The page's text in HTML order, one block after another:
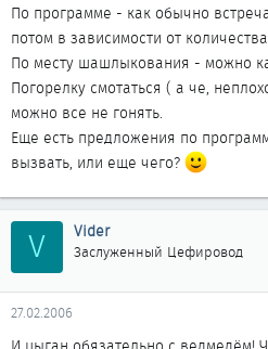
По программе - как обычно
потом в зависимости от
По месту шашлыкования - можно
Погорелку смотаться ( а че,
можно все не гонять.
Еще есть предложения по
вызвать, или еще чего?
V Vider
Заслуженный Цефировод
27.02.2006